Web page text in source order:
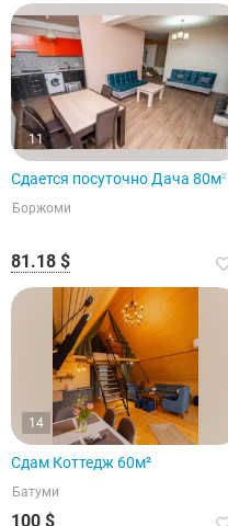
11
Сдается посуточно Дача 80м²
Боржоми
81.18 $
14
Сдам Коттедж 60м²
Батуми
100 $